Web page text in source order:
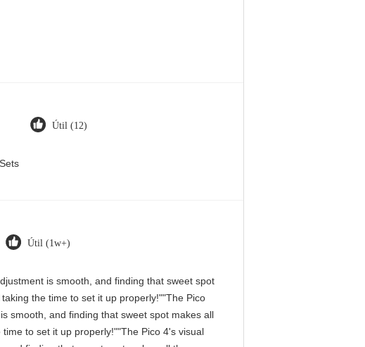
Útil (12)
Útil (1w+)
is smooth, and finding that sweet spot
the time to set it up properly!""The Pico
smooth, and finding that sweet spot makes all
to set it up properly!""The Pico 4's visual